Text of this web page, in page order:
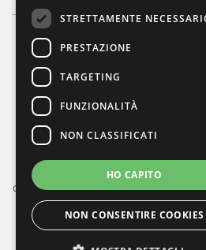
Copyright © 2025 - Guardini S.p.A.
Guardini S.p.A. - Sede legale in Volpiano
Capitale sociale: € 450.000,00 i.v. - R.E.A. TO:
PEC:
STRETTAMENTE
PRESTAZIONE
TARGETING
FUNZIONALITÀ
NON CLASSIFICATI
HO CAPITO
NON CONSENTIRE COOKIES